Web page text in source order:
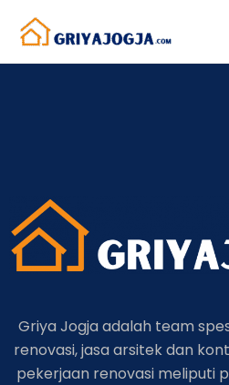
konten
Griya Jogja adalah team
renovasi, jasa arsitek dan
pekerjaan renovasi meliputi